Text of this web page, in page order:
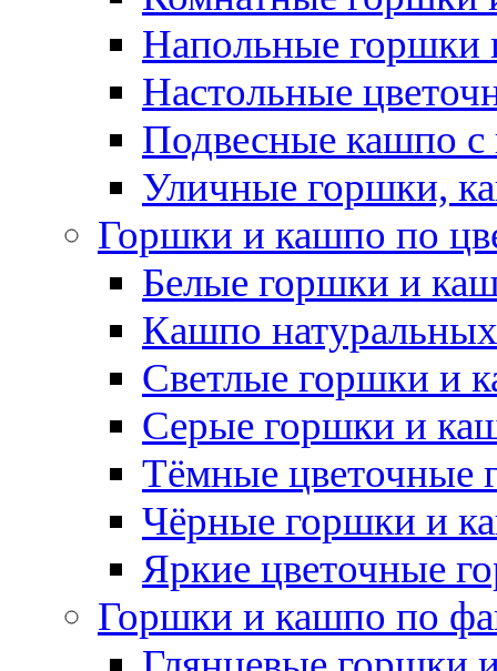
Напольные горшки
Настольные
Подвесные кашпо с
Уличные горшки,
Горшки и кашпо по
Белые горшки и
Кашпо
Светлые горшки и
Серые горшки и
Тёмные цветочные
Чёрные горшки и
Яркие цветочные
Горшки и кашпо по